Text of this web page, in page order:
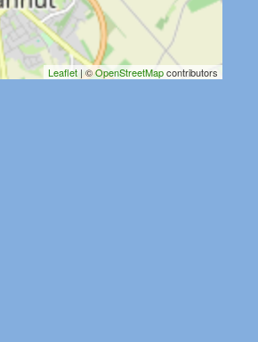
Leaflet | ©OpenStreetMapcontributors